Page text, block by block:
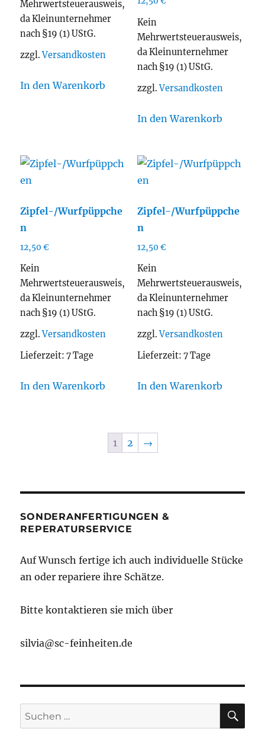
Mehrwertsteuerausweis,
da Kleinunternehmer
nach §19 (1) UStG.
zzgl.Versandkosten
In den Warenkorb
Kein
Mehrwertsteuerausweis,
da Kleinunternehmer
nach §19 (1) UStG.
zzgl.Versandkosten
In den Warenkorb
Zipfel-/Wurfpüppche
n
12,50€
Kein
Mehrwertsteuerausweis,
da Kleinunternehmer
nach §19 (1) UStG.
zzgl.Versandkosten
Lieferzeit:7 Tage
In den Warenkorb
Zipfel-/Wurfpüppche
n
12,50 €
Kein
Mehrwertsteuerausweis,
da Kleinunternehmer
nach §19 (1) UStG.
zzgl.Versandkosten
Lieferzeit: 7 Tage
In den Warenkorb
1 2 →
SONDERANFERTIGUNGEN &
REPERATURSERVICE
Auf Wunsch fertige ich auch individuelle Stücke
an oder repariere ihre Schätze.
Bitte kontaktieren sie mich über
silvia@sc-feinheiten.de
Suche
nach: